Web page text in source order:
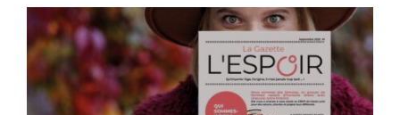
contreforts du Mézenc. Quand la ferme de son
enfance a été mise en vente, Chantal l’a rachetée
avec son mari. Elle […]